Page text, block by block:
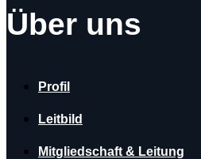
Über uns
Profil
Leitbild
Mitgliedschaft & Leitung